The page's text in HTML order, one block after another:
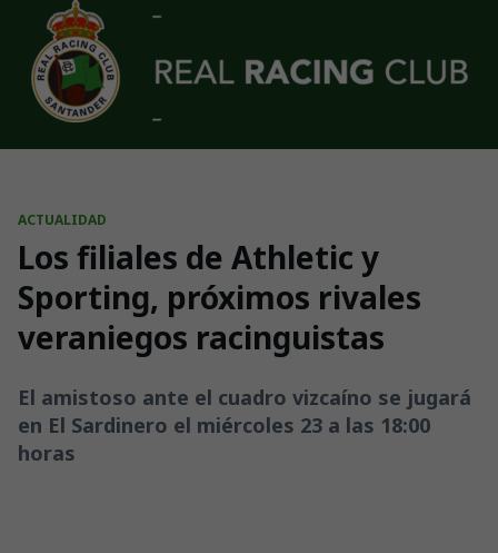
Skip to main content
ACTUALIDAD
Los filiales de Athletic y
Sporting, próximos rivales
veraniegos racinguistas
El amistoso ante el cuadro vizcaíno se jugará
en El Sardinero el miércoles 23 a las 18:00
horas